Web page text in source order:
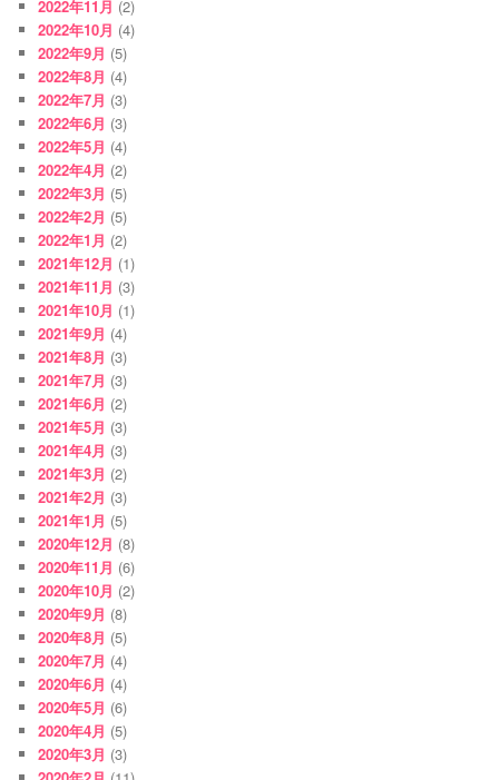
2022年11月 (2)
2022年10月 (4)
2022年9月 (5)
2022年8月 (4)
2022年7月 (3)
2022年6月 (3)
2022年5月 (4)
2022年4月 (2)
2022年3月 (5)
2022年2月 (5)
2022年1月 (2)
2021年12月 (1)
2021年11月 (3)
2021年10月 (1)
2021年9月 (4)
2021年8月 (3)
2021年7月 (3)
2021年6月 (2)
2021年5月 (3)
2021年4月 (3)
2021年3月 (2)
2021年2月 (3)
2021年1月 (5)
2020年12月 (8)
2020年11月 (6)
2020年10月 (2)
2020年9月 (8)
2020年8月 (5)
2020年7月 (4)
2020年6月 (4)
2020年5月 (6)
2020年4月 (5)
2020年3月 (3)